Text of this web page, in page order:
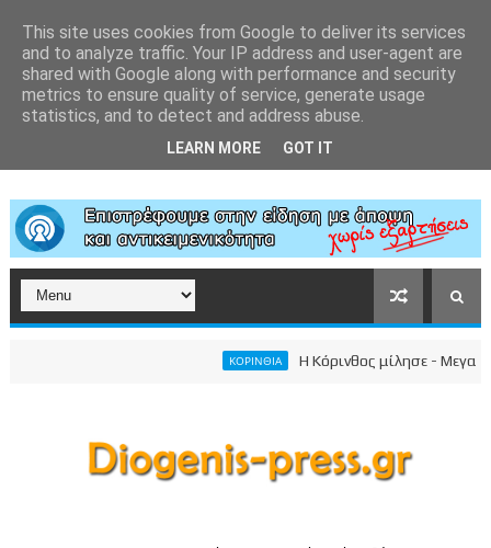
ΚΟΡΙΝΘΙΑ Η Κόρινθος μίλησε -
This site uses cookies from Google to deliver its services
and to analyze traffic. Your IP address and user-agent are
shared with Google along with performance and security
metrics to ensure quality of service, generate usage
statistics, and to detect and address abuse.
LEARN MORE GOT IT